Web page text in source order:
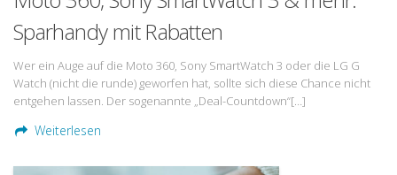
Sparhandy mit Rabatten
Wer ein Auge auf die Moto 360, Sony SmartWatch 3 oder die LG G
Watch (nicht die runde) geworfen hat, sollte sich diese Chance nicht
entgehen lassen. Der sogenannte „Deal-Countdown“[…]
Weiterlesen